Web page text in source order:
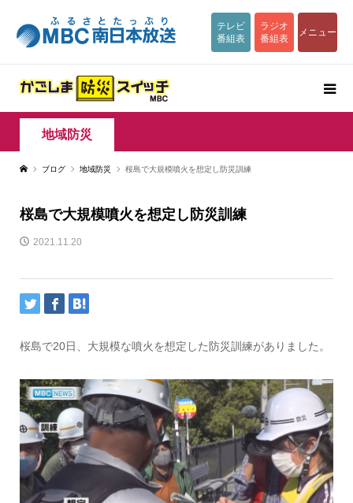
テレビ
番組表
ラジオ
番組表
メニュー
地域防災
ブログ 地域防災 桜島で大規模噴火を想定し防災訓練
桜島で大規模噴火を想定し防災訓練
2021.11.20
桜島で20日、大規模な噴火を想定した防災訓練がありました。